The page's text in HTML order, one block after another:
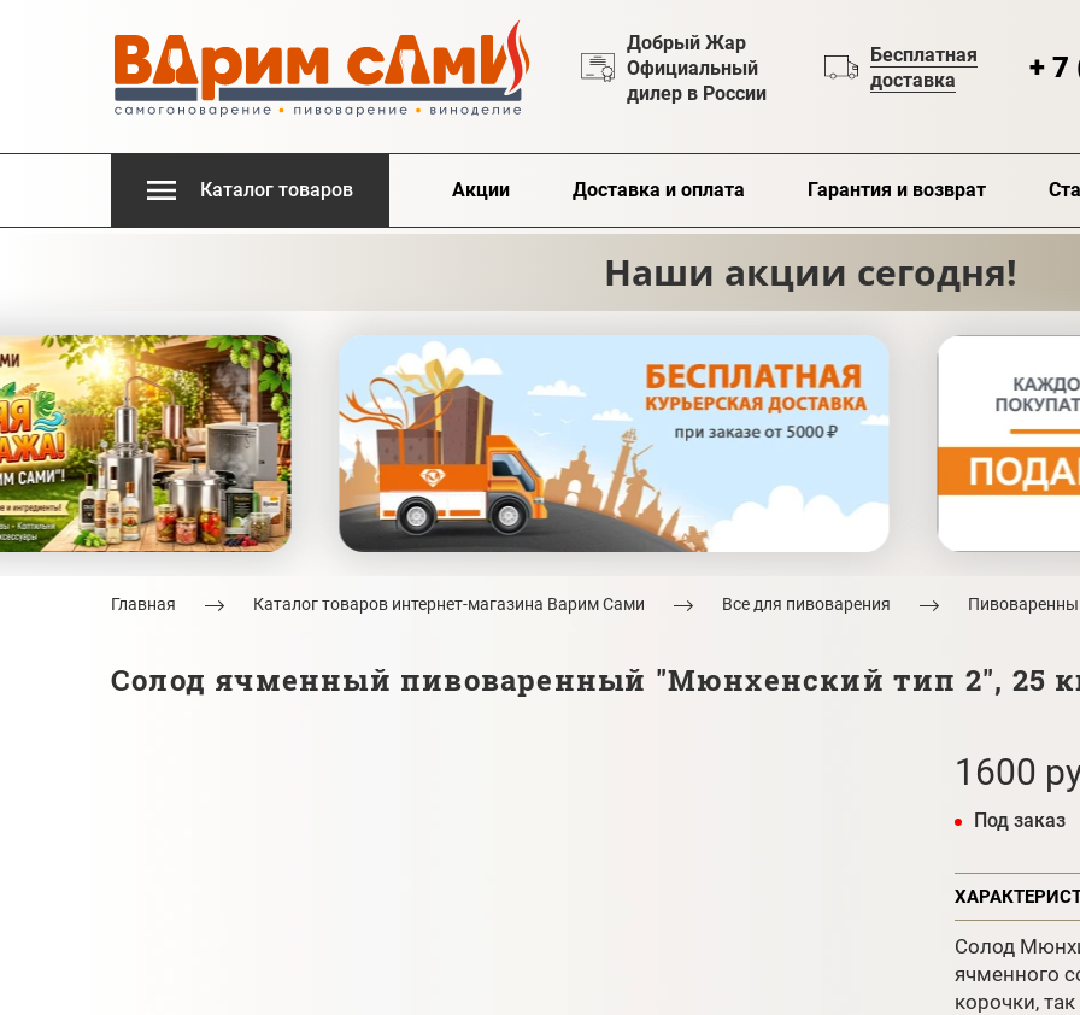
Добрый Жар
Официальный
дилер в России
Бесплатная
доставка
+
Каталог товаров Акции Доставка и оплата Гарантия и возврат
Наши акции сегодня!
Главная Каталог товаров интернет-магазина Варим Сами Все для пивоварения
Солод ячменный пивоваренный "Мюнхенский тип 2", 25
1600
Под заказ
Солод
ячменного
корочки,